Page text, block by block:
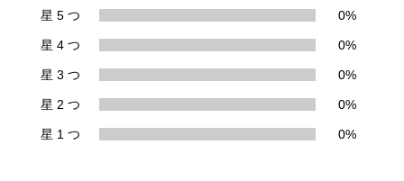
星 5 つ 0%
星 4 つ 0%
星 3 つ 0%
星 2 つ 0%
星 1 つ 0%